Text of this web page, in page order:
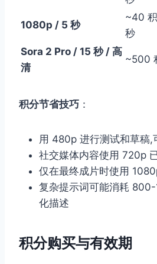
1080p / 5 秒
~40
秒
Sora 2 Pro / 15 秒 / 高
清
~500
积分节省技巧 ：
用 480p 进行测试和草稿,
社交媒体内容使用 720p
仅在最终成片时使用
复杂提示词可能消耗
化描述
积分购买与有效期